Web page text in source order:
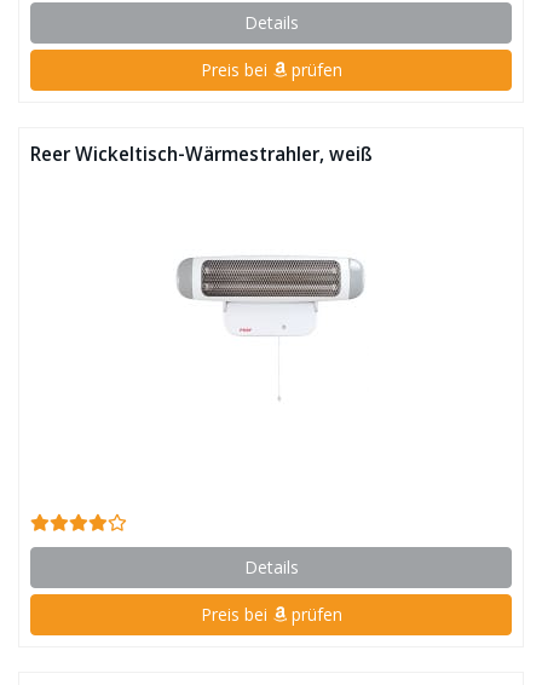
Details
Preis bei prüfen
Reer Wickeltisch-Wärmestrahler, weiß
Details
Preis bei prüfen